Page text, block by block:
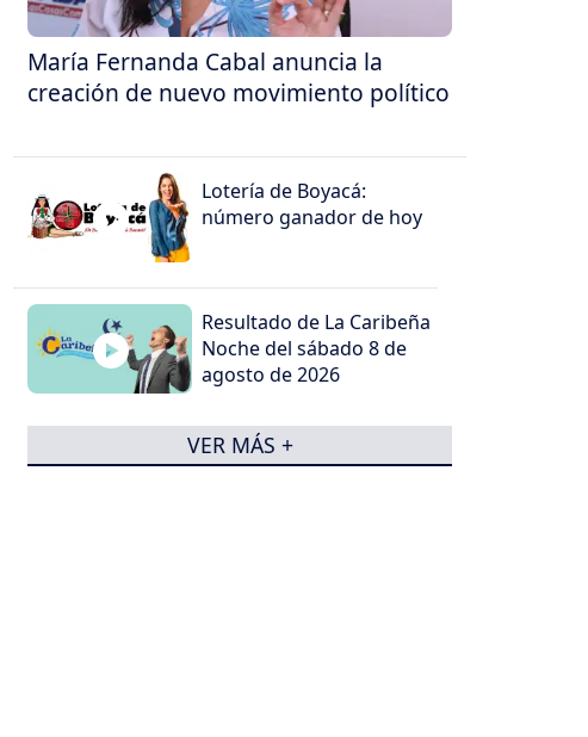
María Fernanda Cabal anuncia la
creación de nuevo movimiento político
Lotería de Boyacá:
número ganador de hoy
Resultado de La Caribeña
Noche del sábado 8 de
agosto de 2026
VER MÁS +